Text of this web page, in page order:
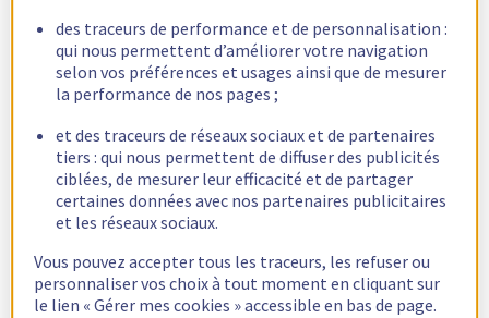
des traceurs de performance et de personnalisation :
qui nous permettent d’améliorer votre navigation
selon vos préférences et usages ainsi que de mesurer
la performance de nos pages ;
et des traceurs de réseaux sociaux et de partenaires
tiers : qui nous permettent de diffuser des publicités
ciblées, de mesurer leur efficacité et de partager
certaines données avec nos partenaires publicitaires
et les réseaux sociaux.
Vous pouvez accepter tous les traceurs, les refuser ou
personnaliser vos choix à tout moment en cliquant sur
le lien « Gérer mes cookies » accessible en bas de page.